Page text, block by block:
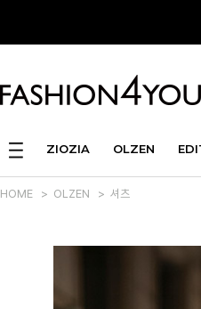
ZIOZIA OLZEN
HOME > OLZEN > 셔츠